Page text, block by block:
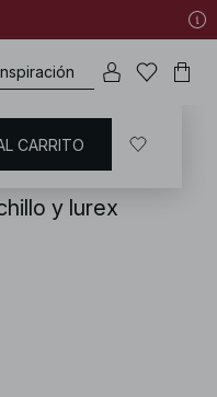
y lurex
CARRITO